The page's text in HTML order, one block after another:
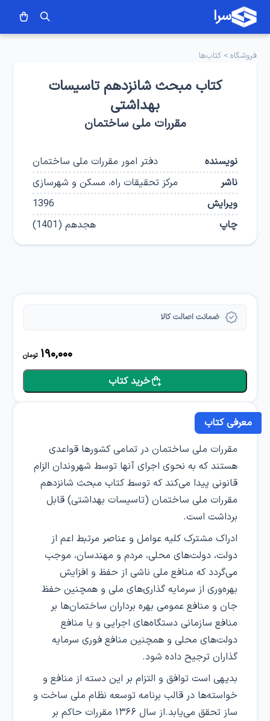
سرا
فروشگاه >کتاب‌ها
کتاب مبحث شانزدهم تاسیسات
بهداشتی
مقررات ملی ساختمان
نویسنده
دفتر امور مقررات ملی ساختمان
ناشر
مرکز تحقیقات راه، مسکن و شهرسازی
ویرایش
1396
چاپ
هجدهم(
1401
)
ضمانت اصالت کالا
190,000 تومان
خرید کتاب
معرفی کتاب
مقررات ملی ساختمان در تمامی کشورها قواعدی
هستند که به نحوی اجرای آنها توسط شهروندان الزام
قانونی پیدا می‌کند که توسط کتاب مبحث شانزدهم
مقررات ملی ساختمان (تاسیسات بهداشتی) قابل
برداشت است.
ادراک مشترک کلیه عوامل و عناصر مرتبط اعم از
دولت، دولت‌های محلی، مردم و مهندسان، موجب
می‌گردد که منافع ملی ناشی از حفظ و افزایش
بهره‌وری از سرمایه گذاری‌های ملی و همچنین حفظ
جان و منافع عمومی بهره برداران ساختمان‌ها بر
منافع سازمانی دستگاه‌های اجرایی و یا منافع
دولت‌های محلی و همچنین منافع فوری سرمایه
گذاران ترجیح داده شود.
بدیهی است توافق و التزام بر این دسته از منافع و
خواسته‌ها در قالب برنامه توسعه نظام ملی ساخت و
ساز تحقق می‌یابد.از سال ۱۳۶۶ مقررات حاکم بر